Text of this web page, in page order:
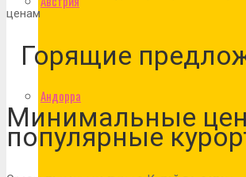
Андорра
ценам
Горящие
Минимальные
популярные